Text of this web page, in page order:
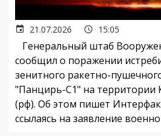
21.07.2026 15:05
Генеральный штаб
сообщил о поражении
зенитного ракетно-
"Панцирь-С1" на территории
(рф). Об этом пишет
ссылаясь на заявление